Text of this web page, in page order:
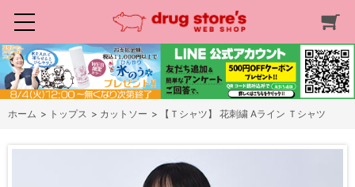
ホーム > トップス > カットソー > 【Ｔシャツ】 花刺繍 Aライン Ｔシャツ